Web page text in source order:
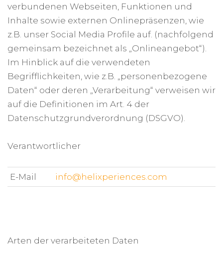
verbundenen Webseiten, Funktionen und
Inhalte sowie externen Onlinepräsenzen, wie
z.B. unser Social Media Profile auf. (nachfolgend
gemeinsam bezeichnet als „Onlineangebot“).
Im Hinblick auf die verwendeten
Begrifflichkeiten, wie z.B. „personenbezogene
Daten“ oder deren „Verarbeitung“ verweisen wir
auf die Definitionen im Art. 4 der
Datenschutzgrundverordnung (DSGVO).
Verantwortlicher
E-Mail info@helixperiences.com
Arten der verarbeiteten Daten